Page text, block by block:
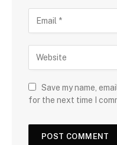
Save my name,
for the next time I